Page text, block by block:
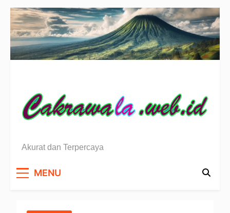
Skip
to
content
Berita Sulawesi Utara
Akurat dan Terpercaya
MENU